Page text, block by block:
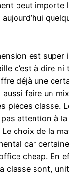
peut importe
est super
c’est à dire ni
déjà une
aussi faire un
pièces classe.
attention à la
choix de la
car
cheap. En
classe sont,